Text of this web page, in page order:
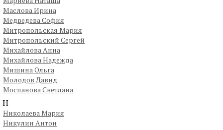
Маслова Ирина
Медведева София
Митропольская Мария
Митропольский Сергей
Михайлова Анна
Михайлова Надежда
Мишина Ольга
Молодов Давид
Моспанова Светлана
Н
Николаева Мария
Никулин Антон